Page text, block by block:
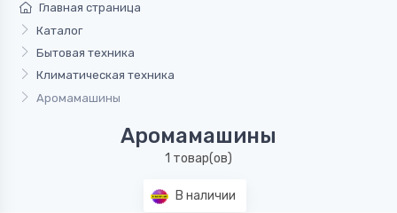
Главная страница
Каталог
Бытовая техника
Климатическая техника
Аромамашины
Аромамашины
1 товар(ов)
В наличии